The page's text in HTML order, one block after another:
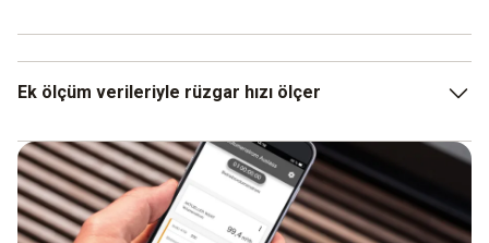
App (uygulama) içinde sorunsuz analiz
Ek ölçüm verileriyle rüzgar hızı ölçer
Kısaca belirtildiği gibi, cihaza bağlı olarak, pervane
anemometre sadece hava hızını ölçmekle kalmaz. Diğer
ölçüm verileri de anemometre ile kaydedilebilir. Bu nedenle,
hava hızı, nem ve sıcaklığı ölçebilen bazı modeller